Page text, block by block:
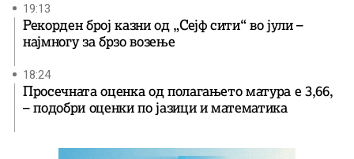
19:13
Рекорден број казни од „Сејф сити“ во јули –
најмногу за брзо возење
18:24
Просечната оценка од полагањето матура е 3,66,
– подобри оценки по јазици и математика